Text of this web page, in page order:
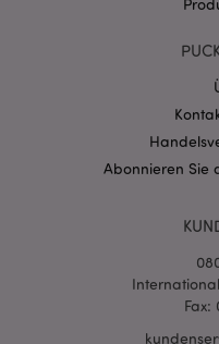
Abonnieren Sie
Fax: